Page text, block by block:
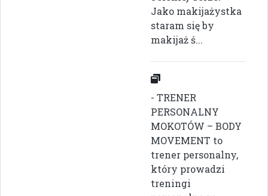
Jako makijażystka
staram się by
makijaż ś...
- TRENER
PERSONALNY
MOKOTÓW – BODY
MOVEMENT to
trener personalny,
który prowadzi
treningi